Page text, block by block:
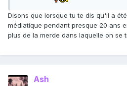
Disons que lorsque tu te dis qu'il a
médiatique pendant presque 20 ans
plus de la merde dans laquelle on se
Ash